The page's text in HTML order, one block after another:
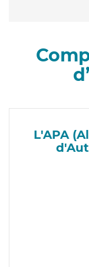
L'APA